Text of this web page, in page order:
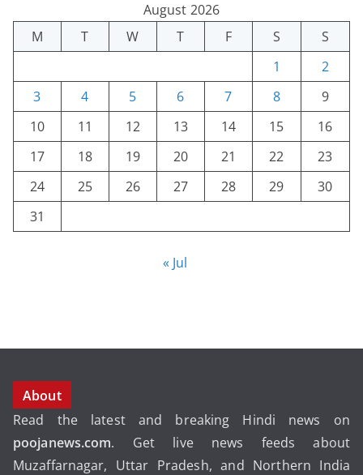
August 2026
M
T W T F S
S
1
2
3
4 5 6 7 8
9
10
11 12 13 14 15
16
17
18 19 20 21 22
23
24
25 26 27 28 29
30
31
« Jul
About
Read the latest and breaking Hindi news on
poojanews.com. Get live news feeds about
Muzaffarnagar, Uttar Pradesh, and Northern India